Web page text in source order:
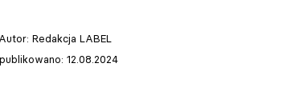
Autor: Redakcja LABEL
12.08.2024